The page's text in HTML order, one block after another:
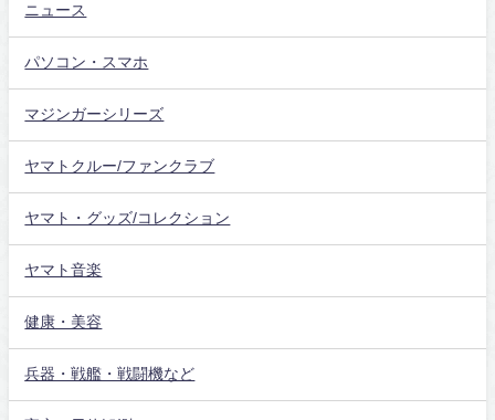
ニュース
パソコン・スマホ
マジンガーシリーズ
ヤマトクルー/ファンクラブ
ヤマト・グッズ/コレクション
ヤマト音楽
健康・美容
兵器・戦艦・戦闘機など